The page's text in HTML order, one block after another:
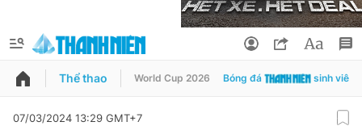
QUẢNG CÁO ĐẶT BÁO
Thể thao World Cup 2026 Bóng đá sinh viên
07/03/2024 13:29 GMT+7